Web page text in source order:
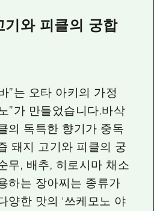
기와 피클의 궁합
”는 오타 아키의 가정
”가 만들었습니다.바삭
의 독특한 향기가 중독
돼지 고기와 피클의 궁
무, 배추, 히로시마 채소
하는 장아찌는 종류가
양한 맛의 '쓰케모노 야